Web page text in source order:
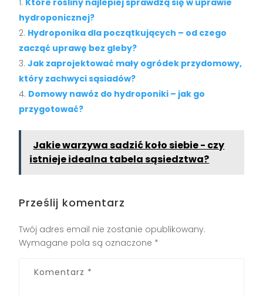
Które rośliny najlepiej sprawdzą się w uprawie
hydroponicznej?
Hydroponika dla początkujących – od czego
zacząć uprawę bez gleby?
Jak zaprojektować mały ogródek przydomowy,
który zachwyci sąsiadów?
Domowy nawóz do hydroponiki – jak go
przygotować?
Jakie warzywa sadzić koło siebie - czy
istnieje idealna tabela sąsiedztwa?
Prześlij komentarz
Twój adres email nie zostanie opublikowany.
Wymagane pola są oznaczone *